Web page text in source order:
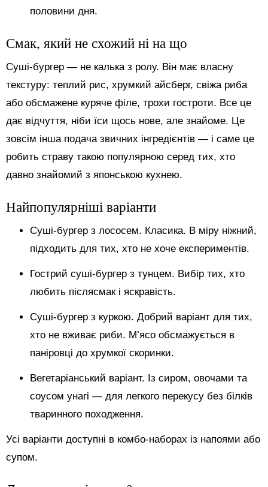
половини дня.
Смак, який не схожий ні на що
Суші-бургер — не калька з ролу. Він має власну
текстуру: теплий рис, хрумкий айсберг, свіжа риба
або обсмажене куряче філе, трохи гостроти. Все це
дає відчуття, ніби їси щось нове, але знайоме. Це
зовсім інша подача звичних інгредієнтів — і саме це
робить страву такою популярною серед тих, хто
давно знайомий з японською кухнею.
Найпопулярніші варіанти
Суші-бургер з лососем. Класика. В міру ніжний,
підходить для тих, хто не хоче експериментів.
Гострий суші-бургер з тунцем. Вибір тих, хто
любить післясмак і яскравість.
Суші-бургер з куркою. Добрий варіант для тих,
хто не вживає риби. М’ясо обсмажується в
паніровці до хрумкої скоринки.
Вегетаріанський варіант. Із сиром, овочами та
соусом унагі — для легкого перекусу без білків
тваринного походження.
Усі варіанти доступні в комбо-наборах із напоями або
супом.